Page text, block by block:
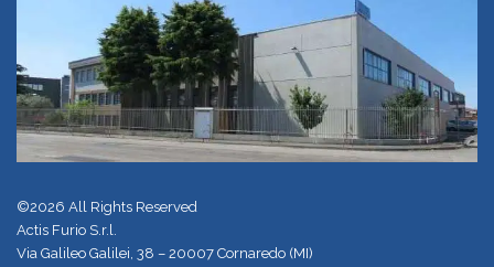
©2026 All Rights Reserved
Actis Furio S.r.l.
Via Galileo Galilei, 38 – 20007 Cornaredo (MI)